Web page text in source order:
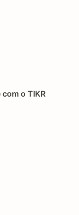
o TIKR